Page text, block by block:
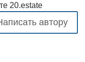
20.estate
автору